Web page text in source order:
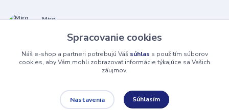
Miro
(Po-Pia, 7-17 hod.)
isopneumatiky@isopneumatiky.sk
Spracovanie cookies
Náš e-shop a partneri potrebujú Váš súhlas s použitím súborov
cookies, aby Vám mohli zobrazovať informácie týkajúce sa Vašich
záujmov.
Nastavenia Súhlasím